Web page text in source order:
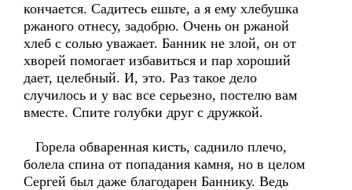
кончается. Садитесь ешьте, а я ему хлебушка
ржаного отнесу, задобрю. Очень он ржаной
хлеб с солью уважает. Банник не злой, он от
хворей помогает избавиться и пар хороший
дает, целебный. И, это. Раз такое дело
случилось и у вас все серьезно, постелю вам
вместе. Спите голубки друг с дружкой.
Горела обваренная кисть, саднило плечо,
болела спина от попадания камня, но в целом
Сергей был даже благодарен Баннику. Ведь